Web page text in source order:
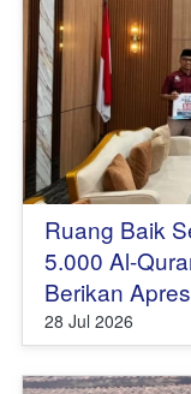
Ruang Baik
5.000 Al-
Berikan
28 Jul 2026